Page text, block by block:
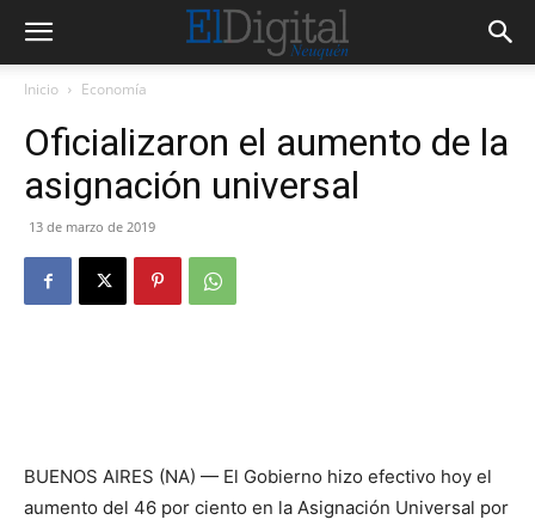
Inicio Economía
Oficializaron el aumento de la
asignación universal
13 de marzo de 2019
BUENOS AIRES (NA) — El Gobierno hizo efectivo hoy el
aumento del 46 por ciento en la Asignación Universal por